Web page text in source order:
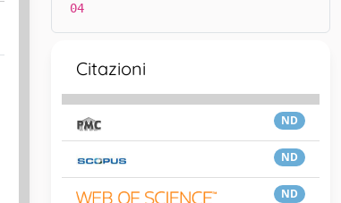
04
Citazioni
ND
ND
ND